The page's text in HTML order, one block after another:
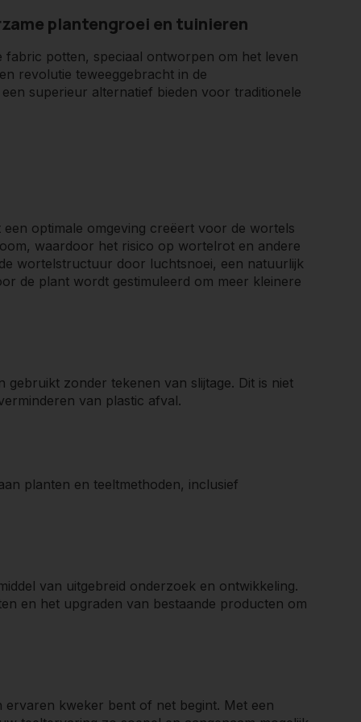
plantengroei en tuinieren
potten, speciaal ontworpen om het leven
revolutie teweeggebracht in de
superieur alternatief bieden voor traditionele
optimale omgeving creëert voor de wortels
waardoor het risico op wortelrot en andere
wortelstructuur door luchtsnoei, een natuurlijk
de plant wordt gestimuleerd om meer kleinere
zonder tekenen van slijtage. Dit is niet
van plastic afval.
planten en teeltmethoden, inclusief
van uitgebreid onderzoek en ontwikkeling.
en het upgraden van bestaande producten om
kweker bent of net begint. Met een